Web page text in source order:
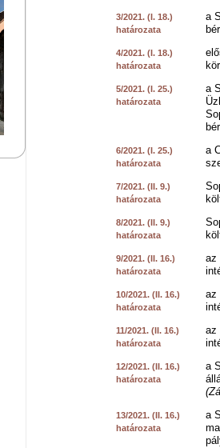
3/2021. (I. 18.)
határozata
a
4/2021. (I. 18.)
határozata
5/2021. (I. 25.)
határozata
a
6/2021. (I. 25.)
határozata
a
7/2021. (II. 9.)
határozata
8/2021. (II. 9.)
határozata
9/2021. (II. 16.)
határozata
az
10/2021. (II. 16.)
határozata
az
11/2021. (II. 16.)
határozata
az
12/2021. (II. 16.)
határozata
a
13/2021. (II. 16.)
határozata
a